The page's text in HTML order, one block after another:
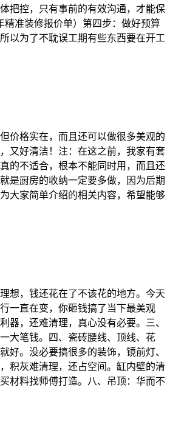
把控，只有事前的有效沟通，才能保
精准装修报价单）第四步：做好预算
以为了不耽误工期有些东西要在开工
价格实在，而且还可以做很多美观的
又好清洁！注：在这之前，我家有套
的不适合，根本不能同时用，而且还
是厨房的收纳一定要多做，因为后期
大家简单介绍的相关内容，希望能够
想，钱还花在了不该花的地方。今天
一直在变，你砸钱搞了当下最美观
器，还难清理，真心没有必要。三、
大笔钱。四、瓷砖腰线、顶线、花
好。没必要搞很多的装饰，镜前灯、
积灰难清理，还占空间。缸内壁的清
材料找师傅打造。八、吊顶：华而不